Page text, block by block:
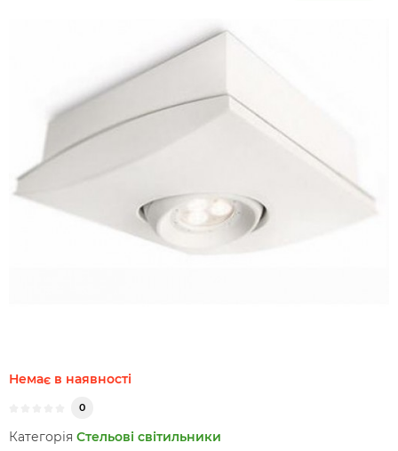
Немає в наявності
0
Категорія Стельові світильники